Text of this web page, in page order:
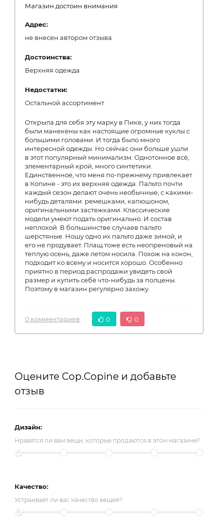
Магазин достоин внимания
Адрес:
не внесен автором отзыва
Достоинства:
Верхняя одежда
Недостатки:
Остальной ассортимент
Открыла для себя эту марку в Пике, у них тогда
были манекены как настоящие огромные куклы с
большими головами. И тогда было много
интересной одежды. Но сейчас они больше ушли
в этот популярный минимализм. Однотонное всё,
элементарный крой, много синтетики.
Единственное, что меня по-прежнему привлекает
в Копине - это их верхняя одежда. Пальто почти
каждый сезон делают очень необычные, с какими-
нибудь деталями: ремешками, капюшоном,
оригинальными застежками. Классические
модели умеют подать оригинально. И состав
неплохой. В большинстве случаев пальто
шерстяные. Ношу одно их пальто даже зимой, и
его не продувает. Плащ тоже есть неопреновый на
теплую осень, даже летом носила. Похож на кокон,
подходит ко всему и носится хорошо. Особенно
приятно в период распродажи увидеть свой
размер и купить себе что-нибудь за полцены.
Поэтому в магазин регулярно захожу.
0 комментариев 0 0
Оцените Cop.Copine и добавьте
отзыв
Дизайн:
Нравятся ли вам вещи, которые продаются в этом магазине?
Качество:
Устраивает ли вас качество вещей?